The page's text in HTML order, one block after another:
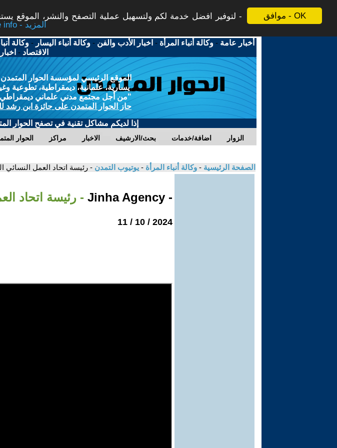
موافق - OK
لتوفير افضل خدمة لكم ولتسهيل عملية التصفح والنشر، الموقع
More info - المزيد
أخبار عامة -وكالة أنباء المرأة - اخبار الأدب والفن -وكالة أنباء اليسار -وكالة
الاقتصاد -
الموقع الرئيسي لمؤسسة الحوار المتمدن
يسارية، علمانية، ديمقراطية، تطوعية
"من أجل مجتمع مدني علماني ديمقراطي
حاز الحوار المتمدن على جائزة ابن رشد
إذا لديكم مشاكل تقنية في تصفح الحوار
الحوار مراكز الاخبار بحث/الارشيف اضافة/خدمات الزوار
الصفحة الرئيسية - وكالة أنباء المرأة - يوتيوب التمدن - رئيسة اتحاد العمل النسائي
- Jinha Agency - رئيسة اتحاد
2024 / 10 / 11